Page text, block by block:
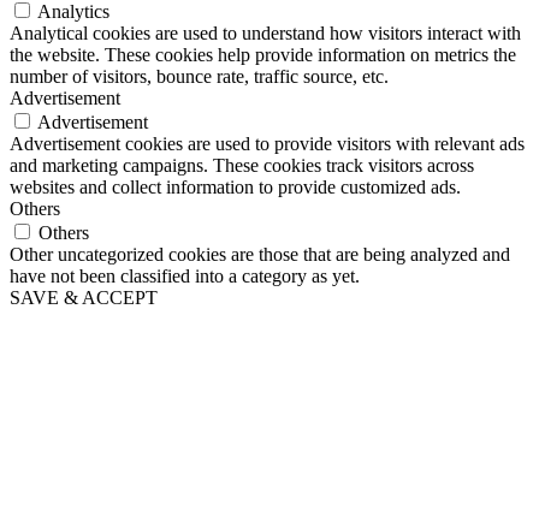
Analytics
Analytical cookies are used to understand how visitors interact with
the website. These cookies help provide information on metrics the
number of visitors, bounce rate, traffic source, etc.
Advertisement
Advertisement
Advertisement cookies are used to provide visitors with relevant ads
and marketing campaigns. These cookies track visitors across
websites and collect information to provide customized ads.
Others
Others
Other uncategorized cookies are those that are being analyzed and
have not been classified into a category as yet.
SAVE & ACCEPT